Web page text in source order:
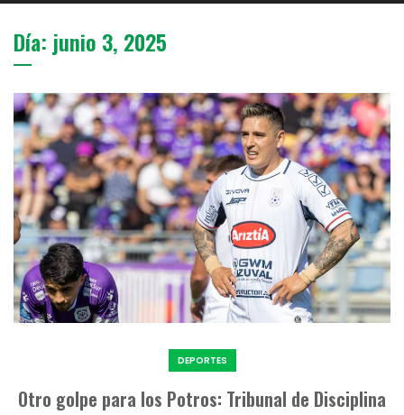
Día: junio 3, 2025
DEPORTES
Otro golpe para los Potros: Tribunal de Disciplina